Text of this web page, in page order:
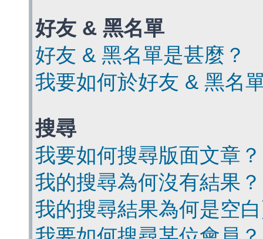
好友 & 黑名單
好友 & 黑名單是甚麼？
我要如何於好友 & 黑名
搜尋
我要如何搜尋版面文章？
我的搜尋為何沒有結果？
我的搜尋結果為何是空